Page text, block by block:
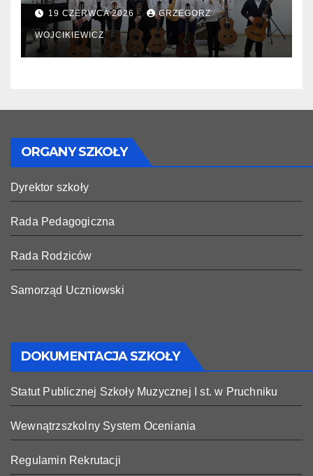
19 CZERWCA 2026 GRZEGORZ
WOJCIKIEWICZ
ORGANY SZKOŁY
Dyrektor szkoły
Rada Pedagogiczna
Rada Rodziców
Samorząd Uczniowski
DOKUMENTACJA SZKOŁY
Statut Publicznej Szkoły Muzycznej I st. w Pruchniku
Wewnątrzszkolny System Oceniania
Regulamin Rekrutacji